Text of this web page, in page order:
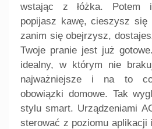
wstając z łóżka. Potem
popijasz kawę, cieszysz
zanim się obejrzysz,
Twoje pranie jest już
idealny, w którym nie
najważniejsze i na to
obowiązki domowe. Tak
stylu smart. Urządzeniami
sterować z poziomu aplikacji